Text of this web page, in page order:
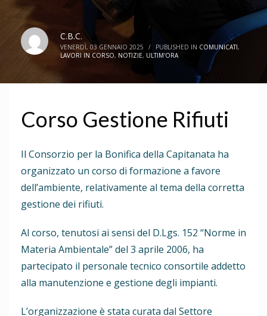
C.B.C.
VENERDÌ, 03 GENNAIO 2025 / PUBLISHED IN COMUNICATI,
LAVORI IN CORSO, NOTIZIE, ULTIM'ORA
Corso Gestione Rifiuti
Il Consorzio per la Bonifica della Capitanata ha
organizzato un corso di formazione a favore
dell’ambiente, relativamente al tema della corretta
gestione dei rifiuti.
Al corso, tenutosi ai sensi del D.Lgs. 152 “Norme in
Materia Ambientale” del 3 aprile 2006, ha
partecipato il personale tecnico consortile addetto
alla manutenzione e gestione degli impianti.
L’organizzazione è stata curata dal Settore